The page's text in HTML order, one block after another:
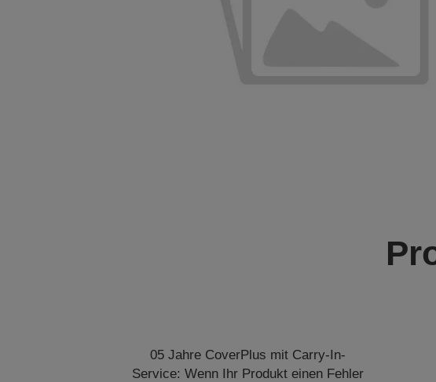
05 Jahre CoverPlus mit Carry-In-
Service: Wenn Ihr Produkt einen Fehler